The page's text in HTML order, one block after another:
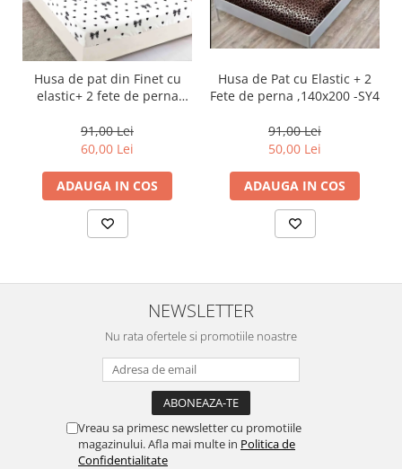
Husa de pat din Finet cu
elastic+ 2 fete de perna
91,00 Lei
60,00 Lei
ADAUGA IN COS
Husa de Pat cu Elastic + 2
Fete de perna ,140x200 -SY4
91,00 Lei
50,00 Lei
ADAUGA IN COS
NEWSLETTER
Nu rata ofertele si promotiile noastre
Vreau sa primesc newsletter cu promotiile
magazinului. Afla mai multe in Politica de
Confidentialitate